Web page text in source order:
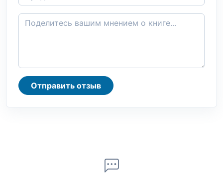
Отправить отзыв